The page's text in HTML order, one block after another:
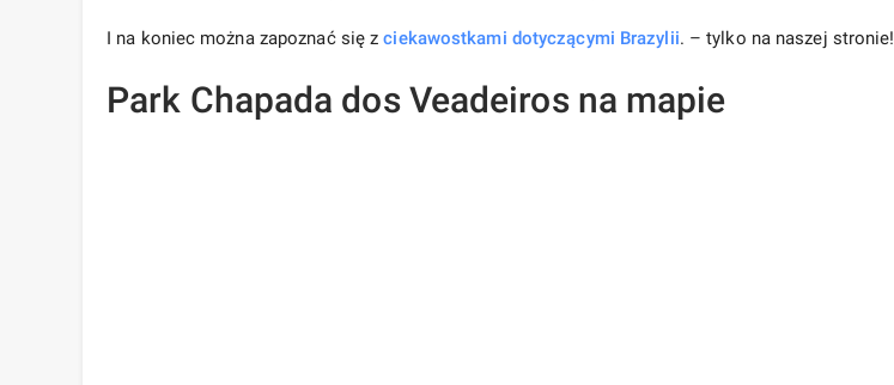
I na koniec można zapoznać się zciekawostkami dotyczącymi Brazylii. – tylko na naszej stronie!
Park Chapada dos Veadeiros na mapie